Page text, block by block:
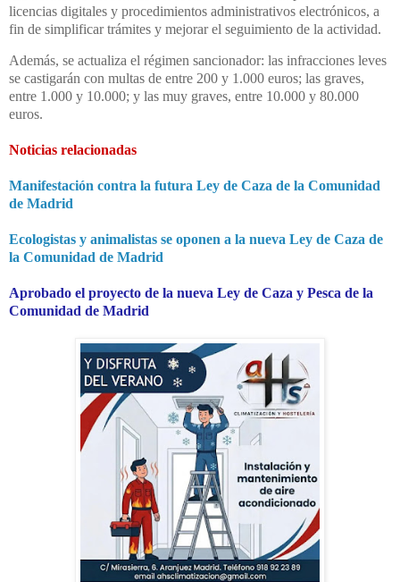
licencias digitales y procedimientos administrativos electrónicos, a
fin de simplificar trámites y mejorar el seguimiento de la actividad.
Además, se actualiza el régimen sancionador: las infracciones leves
se castigarán con multas de entre 200 y 1.000 euros; las graves,
entre 1.000 y 10.000; y las muy graves, entre 10.000 y 80.000
euros.
Noticias relacionadas
Manifestación contra la futura Ley de Caza de la Comunidad
de Madrid
Ecologistas y animalistas se oponen a la nueva Ley de Caza de
la Comunidad de Madrid
Aprobado el proyecto de la nueva Ley de Caza y Pesca de la
Comunidad de Madrid